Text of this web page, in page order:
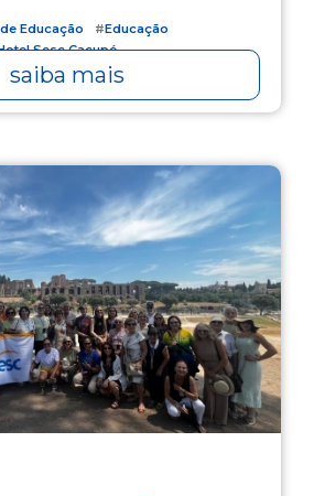
Educação #Educação
Sesc Cacupé
saiba mais